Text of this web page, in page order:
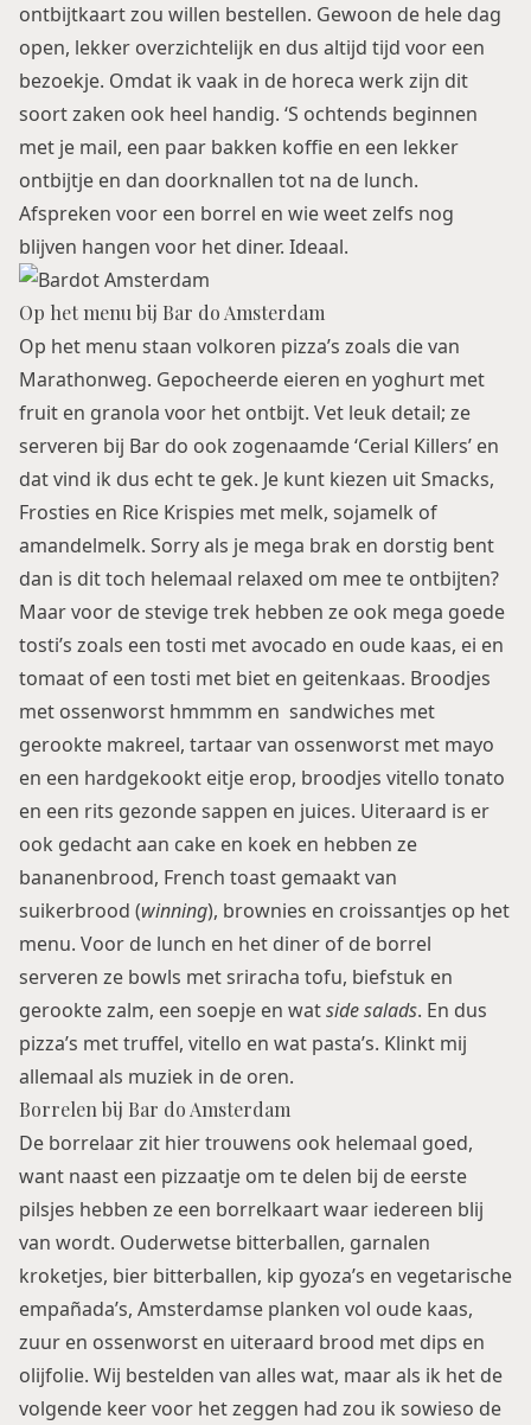
ontbijtkaart zou willen bestellen. Gewoon de hele dag
open, lekker overzichtelijk en dus altijd tijd voor een
bezoekje. Omdat ik vaak in de horeca werk zijn dit
soort zaken ook heel handig. ‘S ochtends beginnen
met je mail, een paar bakken koffie en een lekker
ontbijtje en dan doorknallen tot na de lunch.
Afspreken voor een borrel en wie weet zelfs nog
blijven hangen voor het diner. Ideaal.
Op het menu bij Bar do Amsterdam
Op het menu staan volkoren pizza’s zoals die van
Marathonweg. Gepocheerde eieren en yoghurt met
fruit en granola voor het ontbijt. Vet leuk detail; ze
serveren bij Bar do ook zogenaamde ‘Cerial Killers’ en
dat vind ik dus echt te gek. Je kunt kiezen uit Smacks,
Frosties en Rice Krispies met melk, sojamelk of
amandelmelk. Sorry als je mega brak en dorstig bent
dan is dit toch helemaal relaxed om mee te ontbijten?
Maar voor de stevige trek hebben ze ook mega goede
tosti’s zoals een tosti met avocado en oude kaas, ei en
tomaat of een tosti met biet en geitenkaas. Broodjes
met ossenworst hmmmm en sandwiches met
gerookte makreel, tartaar van ossenworst met mayo
en een hardgekookt eitje erop, broodjes vitello tonato
en een rits gezonde sappen en juices. Uiteraard is er
ook gedacht aan cake en koek en hebben ze
bananenbrood, French toast gemaakt van
suikerbrood (winning), brownies en croissantjes op het
menu. Voor de lunch en het diner of de borrel
serveren ze bowls met sriracha tofu, biefstuk en
gerookte zalm, een soepje en watside salads. En dus
pizza’s met truffel, vitello en wat pasta’s. Klinkt mij
allemaal als muziek in de oren.
Borrelen bij Bar do Amsterdam
De borrelaar zit hier trouwens ook helemaal goed,
want naast een pizzaatje om te delen bij de eerste
pilsjes hebben ze een borrelkaart waar iedereen blij
van wordt. Ouderwetse bitterballen, garnalen
kroketjes, bier bitterballen, kip gyoza’s en vegetarische
empañada’s, Amsterdamse planken vol oude kaas,
zuur en ossenworst en uiteraard brood met dips en
olijfolie. Wij bestelden van alles wat, maar als ik het de
volgende keer voor het zeggen had zou ik sowieso de